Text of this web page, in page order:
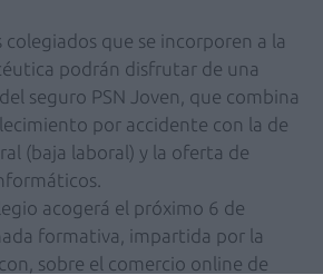
colegiados que se incorporen a la
podrán disfrutar de una
seguro PSN Joven, que combina
por accidente con la de
(baja laboral) y la oferta de
acogerá el próximo 6 de
formativa, impartida por la
sobre el comercio online de